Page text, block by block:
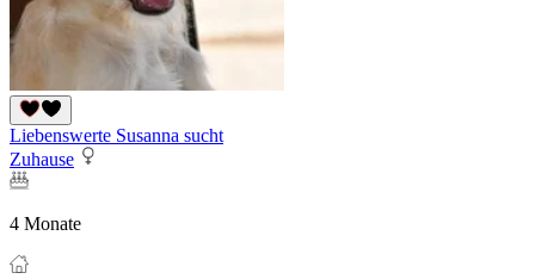
Liebenswerte Susanna sucht
Zuhause
4 Monate